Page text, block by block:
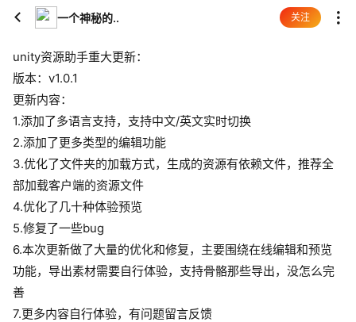
一个神秘的.. 关注
unity资源助手重大更新：
版本：v1.0.1
更新内容：
1.添加了多语言支持，支持中文/英文实时切换
2.添加了更多类型的编辑功能
3.优化了文件夹的加载方式，生成的资源有依赖文件，推荐全
部加载客户端的资源文件
4.优化了几十种体验预览
5.修复了一些bug
6.本次更新做了大量的优化和修复，主要围绕在线编辑和预览
功能，导出素材需要自行体验，支持骨骼那些导出，没怎么完
善
7.更多内容自行体验，有问题留言反馈